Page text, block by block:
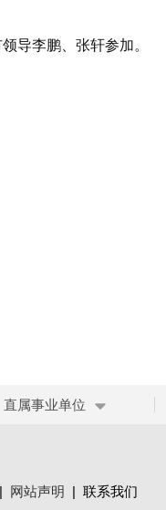
导李鹏、张轩参加。
直属事业单位
| 网站声明 | 联系我们